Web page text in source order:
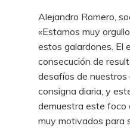
Alejandro Romero,
«Estamos muy
estos galardones. El
consecución de
desafíos de
consigna diaria, y
demuestra este foco
muy motivados para